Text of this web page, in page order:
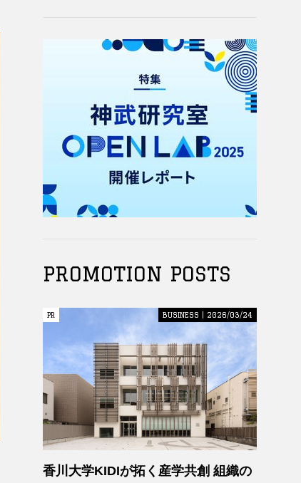
PROMOTION POSTS
PR
PR BUSINESS | 2026/03/24
香川大学KIDIが拓く産学共創 組織の